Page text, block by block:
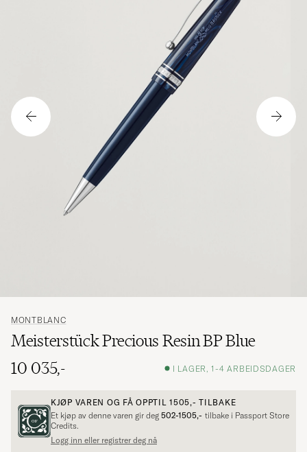
MONTBLANC
Meisterstück Precious Resin BP Blue
10 035,-
I LAGER, 1-4 ARBEIDSDAGER
KJØP VAREN OG FÅ OPPTIL1505,- TILBAKE
Et kjøp av denne varen gir deg 502-1505,- tilbake i Passport Store
Credits.
Logg inn eller registrer deg nå